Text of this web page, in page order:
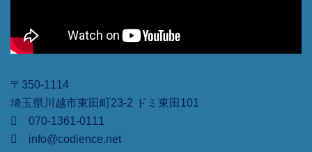
〒350-1114
埼玉県川越市東田町23-2 ドミ東田101
070-1361-0111
info@codience.net